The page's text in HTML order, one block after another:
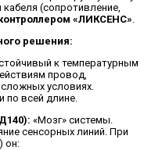
(сопротивление,
«ЛИКСЕНС»
решения:
к температурным
провод,
условиях.
по всей длине.
«Мозг» системы.
сенсорных линий. При
он: